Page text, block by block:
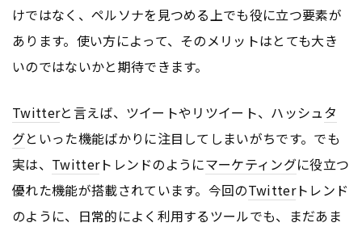
けではなく、ペルソナを見つめる上でも役に立つ要素が
あります。使い方によって、そのメリットはとても大き
いのではないかと期待できます。
Twitterと言えば、ツイートやリツイート、ハッシュタ
グといった機能ばかりに注目してしまいがちです。でも
実は、 Twitterトレンドのようにマーケティングに役立つ
優れた機能が搭載されています。今回のTwitterトレンド
のように、日常的によく利用するツールでも、まだあま